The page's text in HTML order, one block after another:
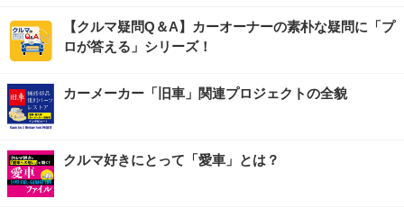
【クルマ疑問Q＆A】カーオーナーの素朴な疑問に「プ
ロが答える」シリーズ！
カーメーカー「旧車」関連プロジェクトの全貌
クルマ好きにとって「愛車」とは？